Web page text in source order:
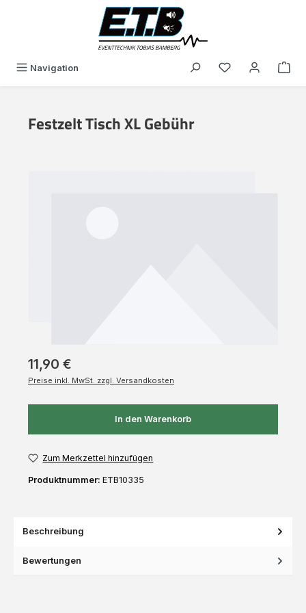
Navigation Du hast 0
Festzelt Tisch XL Gebühr
11,90 €
Preise inkl. MwSt. zzgl. Versandkosten
In den Warenkorb
Zum Merkzettel hinzufügen
Produktnummer: ETB10335
Beschreibung
Bewertungen